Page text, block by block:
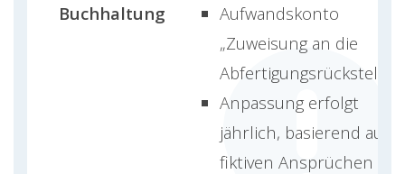
Buchhaltung
Aufwandskonto
„Zuweisung an die
Anpassung erfolgt
jährlich, basierend auf
fiktiven Ansprüchen